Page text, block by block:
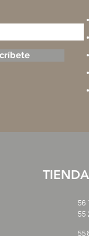
56
55
55